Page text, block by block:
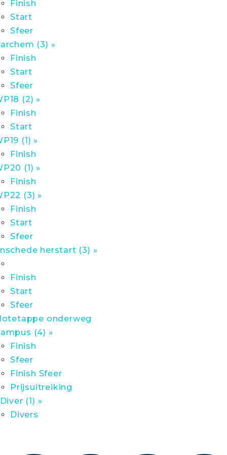
Finish
Start
Sfeer
(3) »
Finish
Start
Sfeer
(2) »
Finish
Start
(1) »
Finish
(1) »
Finish
(3) »
Finish
Start
Sfeer
herstart (3) »
Finish
Start
Sfeer
onderweg
(4) »
Finish
Sfeer
Finish Sfeer
Prijsuitreiking
(1) »
Divers